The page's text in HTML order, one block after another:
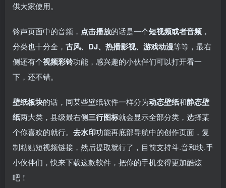
影视
、
OK接口
接口
2
小苹果影视
v1.0.9电视盒
子破解版下
载，继续免费
白嫖直播和点
播！
付费阅读 3 盒子应用 # 电视盒子 # 电视软件 # 小苹果
3年前 2
梅林iptv+5.2.0
电视直播软件
下载，啥频道
分类都有哦！
密码24680！
付费阅读 3 盒子应用 # 电视盒子
3年前 1
最新电视直播
源地址分享-
ITV源3/12
IPTV源
3年前
供大家使用。
铃声页面中的音频， 点击播放的话是一个短视频或者音频 ，
分类也十分全， 古风、DJ、热播影视、游戏动漫等等，最右
侧还有个视频彩铃功能，感兴趣的小伙伴们可以打开看一
下，还不错。
壁纸板块的话，同某些壁纸软件一样分为动态壁纸和静态壁
纸两大类，县级最右侧三行图标就会显示全部分类，选择某
个你喜欢的就行。 去水印功能再底部导航中的创作页面，复
制粘贴短视频链接，然后提取就行了，目前支持斗.音和块.手
​小伙伴们，快来下载这款软件，把你的手机变得更加酷炫
吧！